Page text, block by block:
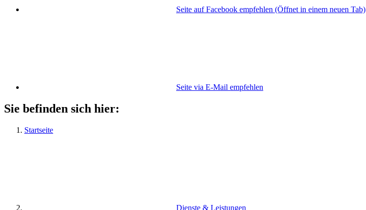
Seite auf Facebook empfehlen (Öffnet in einem neuen Tab)
Seite via E-Mail empfehlen
Sie befinden sich hier:
Startseite
Dienste & Leistungen